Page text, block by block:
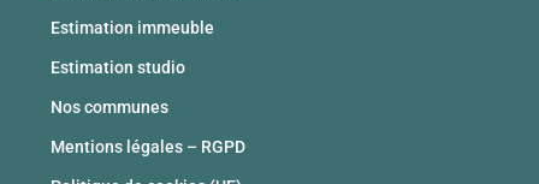
Estimation immeuble
Estimation studio
Nos communes
Mentions légales – RGPD